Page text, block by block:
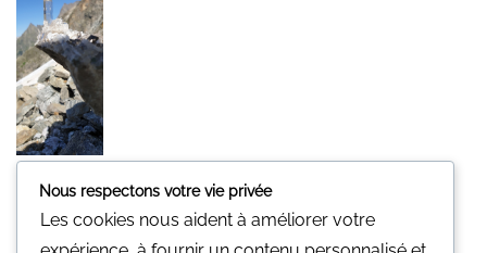
Minerali
Une pierre pour vous.
Nous respectons votre vie privée
Les cookies nous aident à améliorer votre